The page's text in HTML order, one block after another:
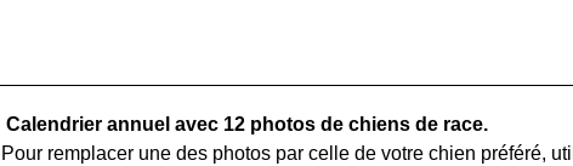
Calendrier annuel avec 12 photos de chiens de race.
Pour remplacer une des photos par celle de votre chien préféré,